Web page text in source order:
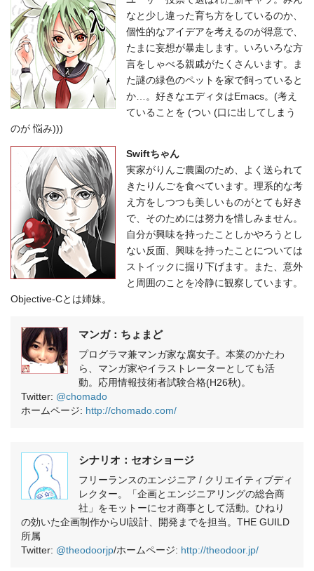
なと少し違った育ち方をしているのか、
個性的なアイデアを考えるのが得意で、
たまに妄想が暴走します。いろいろな方
言をしゃべる親戚がたくさんいます。ま
た謎の緑色のペットを家で飼っていると
か…。好きなエディタはEmacs。(考え
ていることを (つい (口に出してしまう
のが 悩み)))
Swiftちゃん
実家がりんご農園のため、よく送られて
きたりんごを食べています。理系的な考
え方をしつつも美しいものがとても好き
で、そのためには努力を惜しみません。
自分が興味を持ったことしかやろうとし
ない反面、興味を持ったことについては
ストイックに掘り下げます。また、意外
と周囲のことを冷静に観察しています。
Objective-Cとは姉妹。
マンガ：ちょまど
プログラマ兼マンガ家な腐女子。本業のかたわ
ら、マンガ家やイラストレーターとしても活
動。応用情報技術者試験合格(H26秋)。
Twitter: @chomado
ホームページ: http://chomado.com/
シナリオ：セオショージ
フリーランスのエンジニア / クリエイティブディ
レクター。「企画とエンジニアリングの総合商
社」をモットーにセオ商事として活動。ひねり
の効いた企画制作からUI設計、開発までを担当。THE GUILD
所属
Twitter: @theodoorjp/ホームページ: http://theodoor.jp/